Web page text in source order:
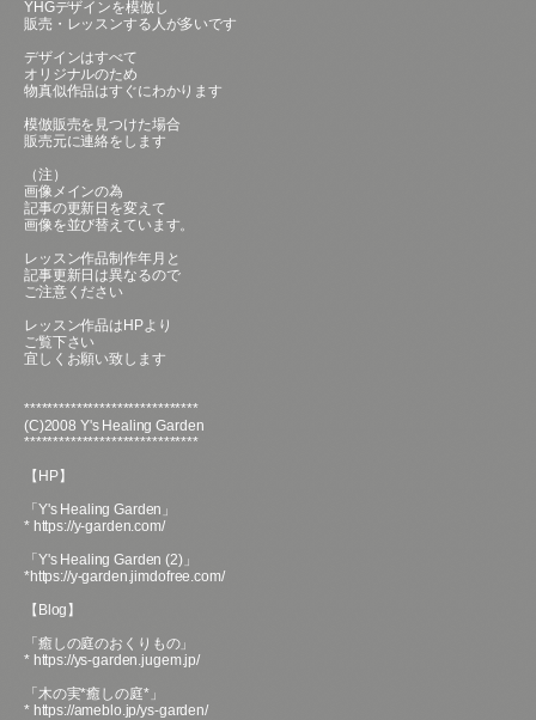
YHGデザインを模倣し
販売・レッスンする人が多いです
デザインはすべて
オリジナルのため
物真似作品はすぐにわかります
模倣販売を見つけた場合
販売元に連絡をします
（注）
画像メインの為
記事の更新日を変えて
画像を並び替えています。
レッスン作品制作年月と
記事更新日は異なるので
ご注意ください
レッスン作品はHPより
ご覧下さい
宜しくお願い致します
******************************
(C)2008 Y's Healing Garden
******************************
【HP】
「Y's Healing Garden」
* https://y-garden.com/
「Y's Healing Garden (2)」
*https://y-garden.jimdofree.com/
【Blog】
「癒しの庭のおくりもの」
* https://ys-garden.jugem.jp/
「木の実*癒しの庭*」
* https://ameblo.jp/ys-garden/